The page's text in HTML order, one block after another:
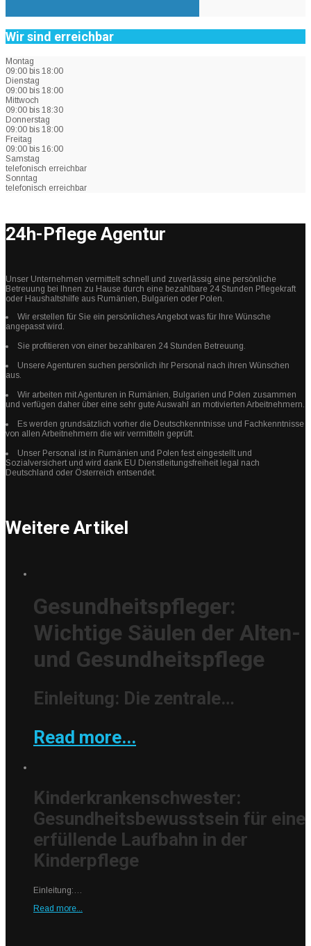
Wir sind erreichbar
Montag
09:00 bis 18:00
Dienstag
09:00 bis 18:00
Mittwoch
09:00 bis 18:30
Donnerstag
09:00 bis 18:00
Freitag
09:00 bis 16:00
Samstag
telefonisch erreichbar
Sonntag
telefonisch erreichbar
24h-Pflege Agentur
Unser Unternehmen vermittelt schnell und zuverlässig eine persönliche
Betreuung bei Ihnen zu Hause durch eine bezahlbare 24 Stunden Pflegekraft
oder Haushaltshilfe aus Rumänien, Bulgarien oder Polen.
Wir erstellen für Sie ein persönliches Angebot was für Ihre Wünsche
angepasst wird.
Sie profitieren von einer bezahlbaren 24 Stunden Betreuung.
Unsere Agenturen suchen persönlich ihr Personal nach ihren Wünschen
aus.
Wir arbeiten mit Agenturen in Rumänien, Bulgarien und Polen zusammen
und verfügen daher über eine sehr gute Auswahl an motivierten Arbeitnehmern.
Es werden grundsätzlich vorher die Deutschkenntnisse und Fachkenntnisse
von allen Arbeitnehmern die wir vermitteln geprüft.
Unser Personal ist in Rumänien und Polen fest eingestellt und
Sozialversichert und wird dank EU Dienstleitungsfreiheit legal nach
Deutschland oder Österreich entsendet.
Weitere Artikel
Gesundheitspfleger:
Wichtige Säulen der Alten-
und Gesundheitspflege
Einleitung: Die zentrale…
Read more...
Kinderkrankenschwester:
Gesundheitsbewusstsein für eine
erfüllende Laufbahn in der
Kinderpflege
Einleitung:…
Read more...